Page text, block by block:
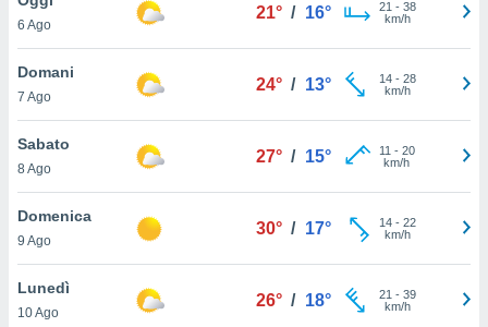
è
al sito
di
ci
di
il
un
6 Ago
21° / 16° 21 - 38
km/h
Domani
7 Ago
24° / 13° 14- 28
km/h
Sabato
8 Ago
27° / 15° 11 - 20
km/h
Domenica
9 Ago
30° / 17° 14- 22
km/h
Lunedì
10 Ago
26° / 18° 21 - 39
km/h